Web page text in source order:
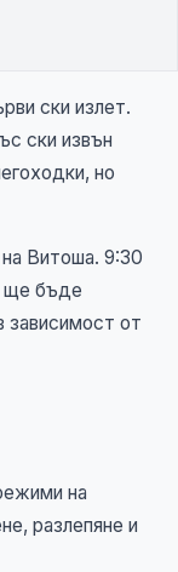
ски излет.
ски извън
но
Витоша. 9:30
ще бъде
от
на
разлепяне и